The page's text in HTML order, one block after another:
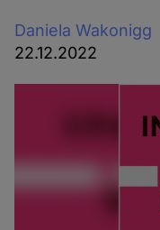
Daniela Wakonigg
22.12.2022